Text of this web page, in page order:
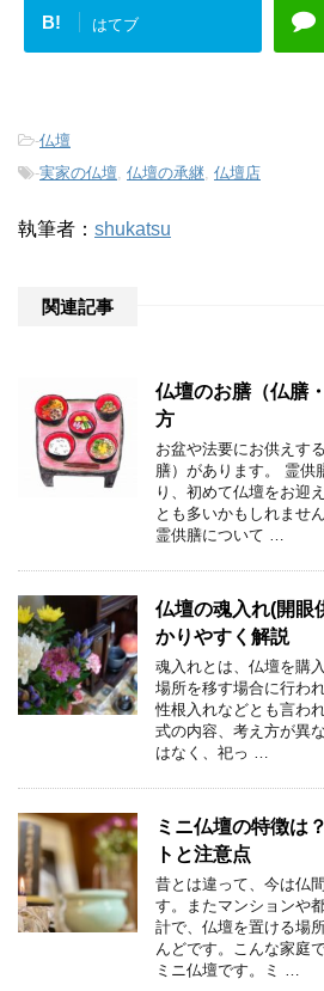
B! はてブ
-仏壇
-実家の仏壇, 仏壇の承継, 仏壇店
執筆者： shukatsu
関連記事
仏壇のお膳（仏膳
方
お盆や法要にお供えす
膳）があります。 霊供
り、初めて仏壇をお迎
とも多いかもしれませ
霊供膳について …
仏壇の魂入れ(開眼
かりやすく解説
魂入れとは、仏壇を購
場所を移す場合に行わ
性根入れなどとも言わ
式の内容、考え方が異
はなく、祀っ …
ミニ仏壇の特徴は
トと注意点
昔とは違って、今は仏
す。またマンションや
計で、仏壇を置ける場
んどです。こんな家庭
ミニ仏壇です。ミ …